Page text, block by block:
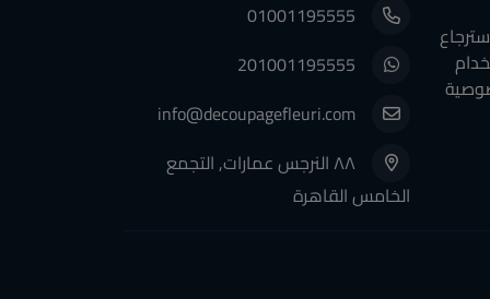
01001195555
201001195555
info@decoupagefleuri.com
٨٨ النرجس عمارات, التجمع
الخامس القاهرة